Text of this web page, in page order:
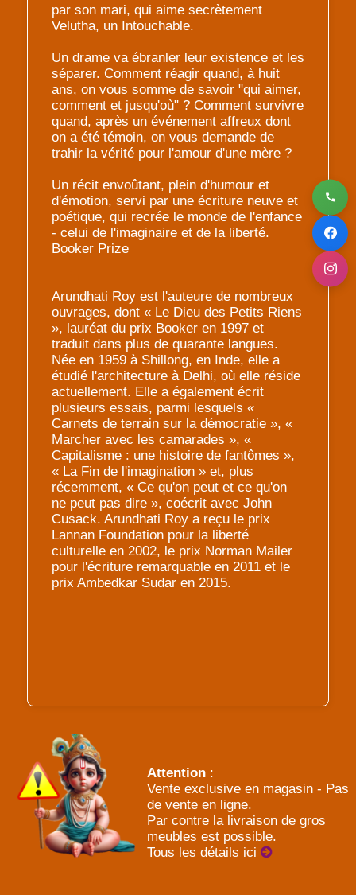
par son mari, qui aime secrètement
Velutha, un Intouchable.
Un drame va ébranler leur existence et les
séparer. Comment réagir quand, à huit
ans, on vous somme de savoir "qui aimer,
comment et jusqu'où" ? Comment survivre
quand, après un événement affreux dont
on a été témoin, on vous demande de
trahir la vérité pour l'amour d'une mère ?
Un récit envoûtant, plein d'humour et
d'émotion, servi par une écriture neuve et
poétique, qui recrée le monde de l'enfance
- celui de l'imaginaire et de la liberté.
Booker Prize
Arundhati Roy est l'auteure de nombreux
ouvrages, dont « Le Dieu des Petits Riens
», lauréat du prix Booker en 1997 et
traduit dans plus de quarante langues.
Née en 1959 à Shillong, en Inde, elle a
étudié l'architecture à Delhi, où elle réside
actuellement. Elle a également écrit
plusieurs essais, parmi lesquels «
Carnets de terrain sur la démocratie », «
Marcher avec les camarades », «
Capitalisme : une histoire de fantômes »,
« La Fin de l'imagination » et, plus
récemment, « Ce qu'on peut et ce qu'on
ne peut pas dire », coécrit avec John
Cusack. Arundhati Roy a reçu le prix
Lannan Foundation pour la liberté
culturelle en 2002, le prix Norman Mailer
pour l'écriture remarquable en 2011 et le
prix Ambedkar Sudar en 2015.
Attention :
Vente exclusive en magasin - Pas
de vente en ligne.
Par contre la livraison de gros
meubles est possible.
Tous les détails ici